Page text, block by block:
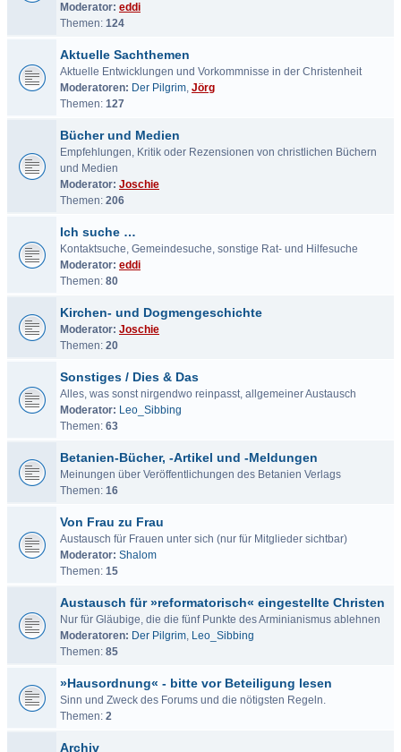
Moderator: eddi
Themen: 124
Aktuelle Sachthemen
Aktuelle Entwicklungen und Vorkommnisse in der Christenheit
Moderatoren: Der Pilgrim, Jörg
Themen: 127
Bücher und Medien
Empfehlungen, Kritik oder Rezensionen von christlichen Büchern
und Medien
Moderator: Joschie
Themen: 206
Ich suche …
Kontaktsuche, Gemeindesuche, sonstige Rat- und Hilfesuche
Moderator: eddi
Themen: 80
Kirchen- und Dogmengeschichte
Moderator: Joschie
Themen: 20
Sonstiges / Dies & Das
Alles, was sonst nirgendwo reinpasst, allgemeiner Austausch
Moderator: Leo_Sibbing
Themen: 63
Betanien-Bücher, -Artikel und -Meldungen
Meinungen über Veröffentlichungen des Betanien Verlags
Themen: 16
Von Frau zu Frau
Austausch für Frauen unter sich (nur für Mitglieder sichtbar)
Moderator: Shalom
Themen: 15
Austausch für »reformatorisch« eingestellte Christen
Nur für Gläubige, die die fünf Punkte des Arminianismus ablehnen
Moderatoren: Der Pilgrim, Leo_Sibbing
Themen: 85
»Hausordnung« - bitte vor Beteiligung lesen
Sinn und Zweck des Forums und die nötigsten Regeln.
Themen: 2
Archiv